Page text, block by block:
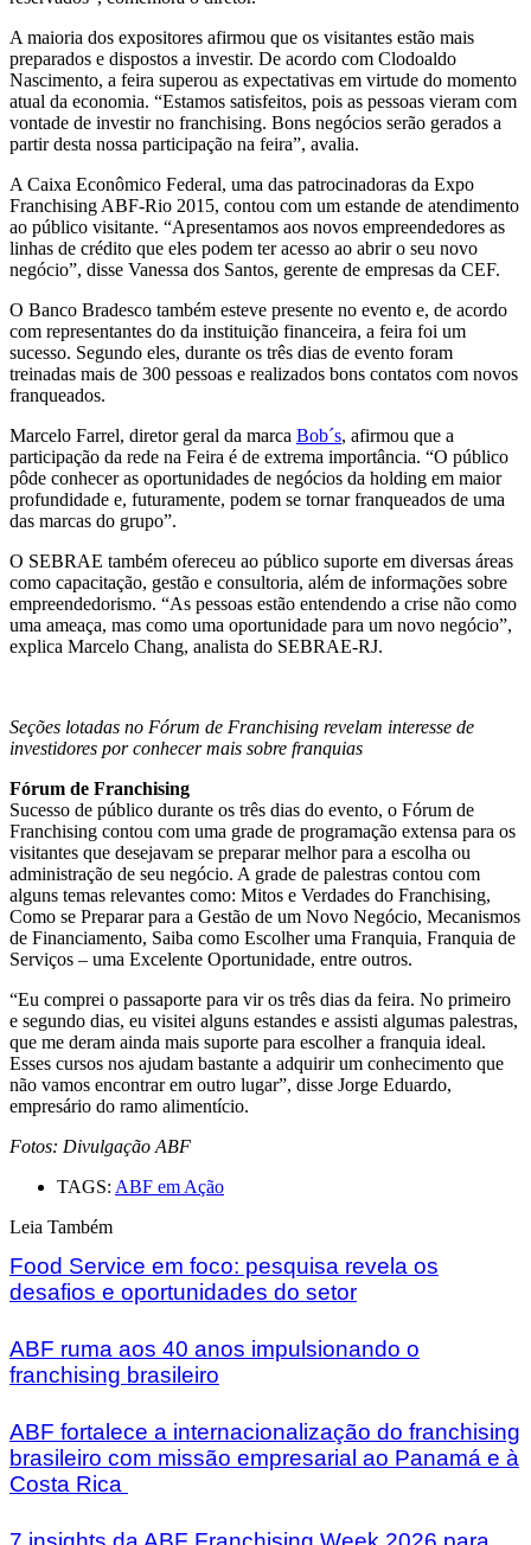
A maioria dos expositores afirmou que os visitantes estão mais
preparados e dispostos a investir. De acordo com Clodoaldo
Nascimento, a feira superou as expectativas em virtude do momento
atual da economia. “Estamos satisfeitos, pois as pessoas vieram com
vontade de investir no franchising. Bons negócios serão gerados a
partir desta nossa participação na feira”, avalia.
A Caixa Econômico Federal, uma das patrocinadoras da Expo
Franchising ABF-Rio 2015, contou com um estande de atendimento
ao público visitante. “Apresentamos aos novos empreendedores as
linhas de crédito que eles podem ter acesso ao abrir o seu novo
negócio”, disse Vanessa dos Santos, gerente de empresas da CEF.
O Banco Bradesco também esteve presente no evento e, de acordo
com representantes do da instituição financeira, a feira foi um
sucesso. Segundo eles, durante os três dias de evento foram
treinadas mais de 300 pessoas e realizados bons contatos com novos
franqueados.
Marcelo Farrel, diretor geral da marca Bob´s, afirmou que a
participação da rede na Feira é de extrema importância. “O público
pôde conhecer as oportunidades de negócios da holding em maior
profundidade e, futuramente, podem se tornar franqueados de uma
das marcas do grupo”.
O SEBRAE também ofereceu ao público suporte em diversas áreas
como capacitação, gestão e consultoria, além de informações sobre
empreendedorismo. “As pessoas estão entendendo a crise não como
uma ameaça, mas como uma oportunidade para um novo negócio”,
explica Marcelo Chang, analista do SEBRAE-RJ.
Seções lotadas no Fórum de Franchising revelam interesse de
investidores por conhecer mais sobre franquias
Fórum de Franchising
Sucesso de público durante os três dias do evento, o Fórum de
Franchising contou com uma grade de programação extensa para os
visitantes que desejavam se preparar melhor para a escolha ou
administração de seu negócio. A grade de palestras contou com
alguns temas relevantes como: Mitos e Verdades do Franchising,
Como se Preparar para a Gestão de um Novo Negócio, Mecanismos
de Financiamento, Saiba como Escolher uma Franquia, Franquia de
Serviços – uma Excelente Oportunidade, entre outros.
“Eu comprei o passaporte para vir os três dias da feira. No primeiro
e segundo dias, eu visitei alguns estandes e assisti algumas palestras,
que me deram ainda mais suporte para escolher a franquia ideal.
Esses cursos nos ajudam bastante a adquirir um conhecimento que
não vamos encontrar em outro lugar”, disse Jorge Eduardo,
empresário do ramo alimentício.
Fotos: Divulgação ABF
TAGS: ABF em Ação
Leia Também
Food Service em foco: pesquisa revela os
desafios e oportunidades do setor
ABF ruma aos 40 anos impulsionando o
franchising brasileiro
ABF fortalece a internacionalização do franchising
brasileiro com missão empresarial ao Panamá e à
Costa Rica